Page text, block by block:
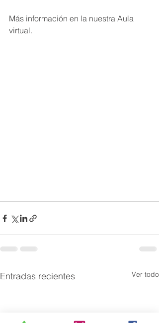
Más información en la nuestra Aula
virtual.
Entradas recientes Ver todo